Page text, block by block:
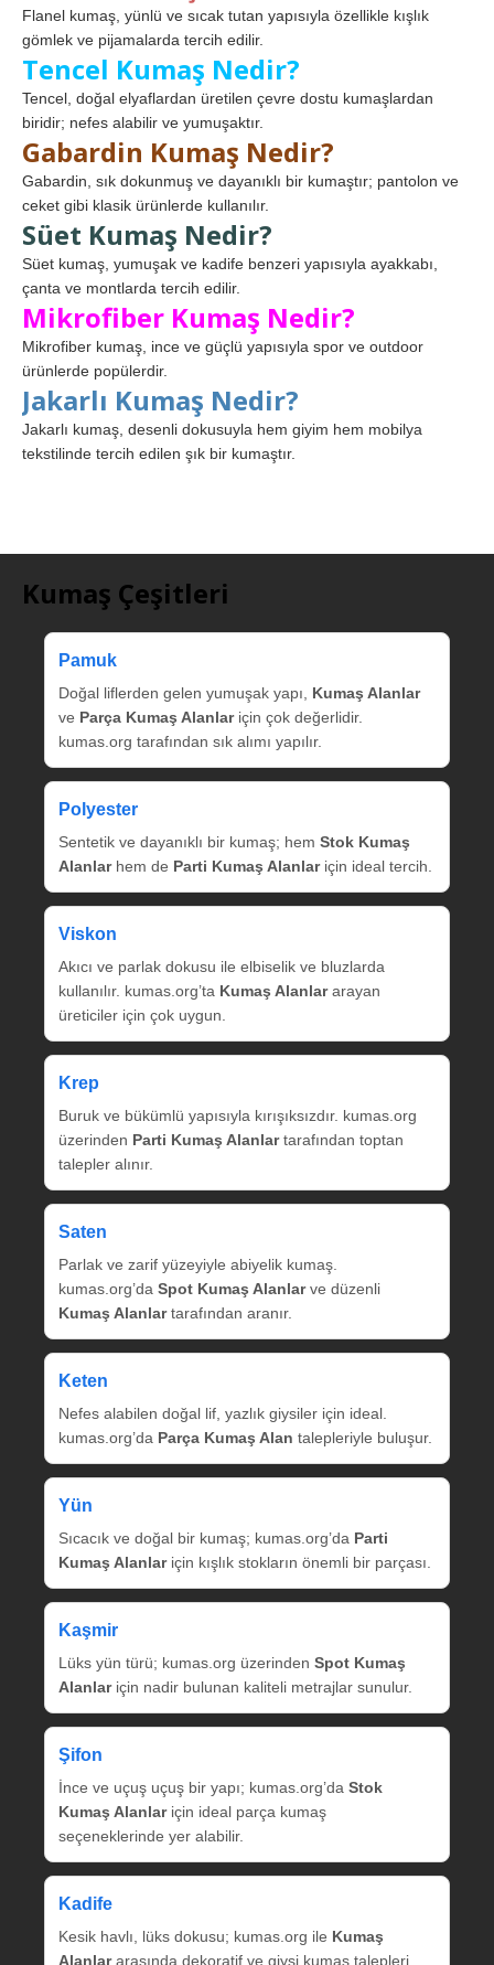
Flanel kumaş, yünlü ve sıcak tutan yapısıyla özellikle kışlık
gömlek ve pijamalarda tercih edilir.
Tencel Kumaş Nedir?
Tencel, doğal elyaflardan üretilen çevre dostu kumaşlardan
biridir; nefes alabilir ve yumuşaktır.
Gabardin Kumaş Nedir?
Gabardin, sık dokunmuş ve dayanıklı bir kumaştır; pantolon ve
ceket gibi klasik ürünlerde kullanılır.
Süet Kumaş Nedir?
Süet kumaş, yumuşak ve kadife benzeri yapısıyla ayakkabı,
çanta ve montlarda tercih edilir.
Mikrofiber Kumaş Nedir?
Mikrofiber kumaş, ince ve güçlü yapısıyla spor ve outdoor
ürünlerde popülerdir.
Jakarlı Kumaş Nedir?
Jakarlı kumaş, desenli dokusuyla hem giyim hem mobilya
tekstilinde tercih edilen şık bir kumaştır.
Kumaş Çeşitleri
Pamuk
Doğal liflerden gelen yumuşak yapı, Kumaş Alanlar
ve Parça Kumaş Alanlariçin çok değerlidir.
kumas.org tarafından sık alımı yapılır.
Polyester
Sentetik ve dayanıklı bir kumaş; hem Stok Kumaş
Alanlarhem de Parti Kumaş Alanlariçin ideal tercih.
Viskon
Akıcı ve parlak dokusu ile elbiselik ve bluzlarda
kullanılır. kumas.org’ta Kumaş Alanlararayan
üreticiler için çok uygun.
Krep
Buruk ve bükümlü yapısıyla kırışıksızdır. kumas.org
üzerinden Parti Kumaş Alanlartarafından toptan
talepler alınır.
Saten
Parlak ve zarif yüzeyiyle abiyelik kumaş.
kumas.org’da Spot Kumaş Alanlarve düzenli
Kumaş Alanlartarafından aranır.
Keten
Nefes alabilen doğal lif, yazlık giysiler için ideal.
kumas.org’da Parça Kumaş Alan talepleriyle buluşur.
Yün
Sıcacık ve doğal bir kumaş; kumas.org’da Parti
Kumaş Alanlariçin kışlık stokların önemli bir parçası.
Kaşmir
Lüks yün türü; kumas.org üzerinden Spot Kumaş
Alanlariçin nadir bulunan kaliteli metrajlar sunulur.
Şifon
İnce ve uçuş uçuş bir yapı; kumas.org’da Stok
Kumaş Alanlariçin ideal parça kumaş
seçeneklerinde yer alabilir.
Kadife
Kesik havlı, lüks dokusu; kumas.org ile Kumaş
Alanlararasında dekoratif ve giysi kumaş talepleri